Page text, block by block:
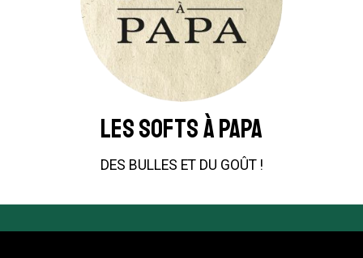
LES SOFTS À PAPA
DES BULLES ET DU GOÛT !